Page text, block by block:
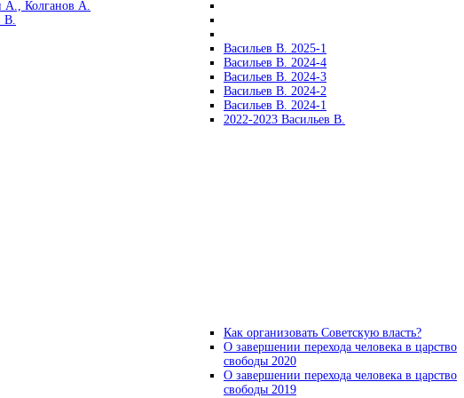
А., Колганов А.
В.
Васильев В. 2025-1
Васильев В. 2024-4
Васильев В. 2024-3
Васильев В. 2024-2
Васильев В. 2024-1
2022-2023 Васильев В.
Как организовать Советскую власть?
О завершении перехода человека в царство
свободы 2020
О завершении перехода человека в царство
свободы 2019